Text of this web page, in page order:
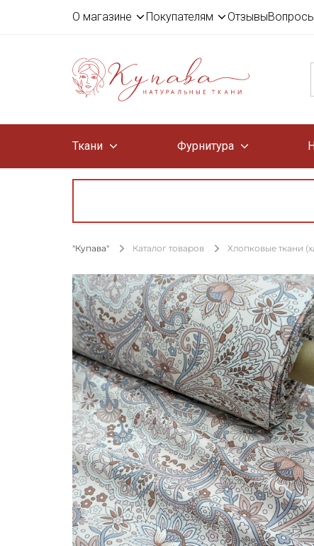
О магазине Покупателям Отзывы
Ткани Фурнитура
"Купава" Каталог товаров Хлопковые ткани